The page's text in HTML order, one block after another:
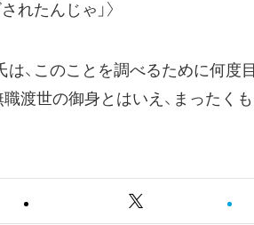
れたんじゃ」〉
、このことを調べるために何度
渡世の御身とはいえ、まったく